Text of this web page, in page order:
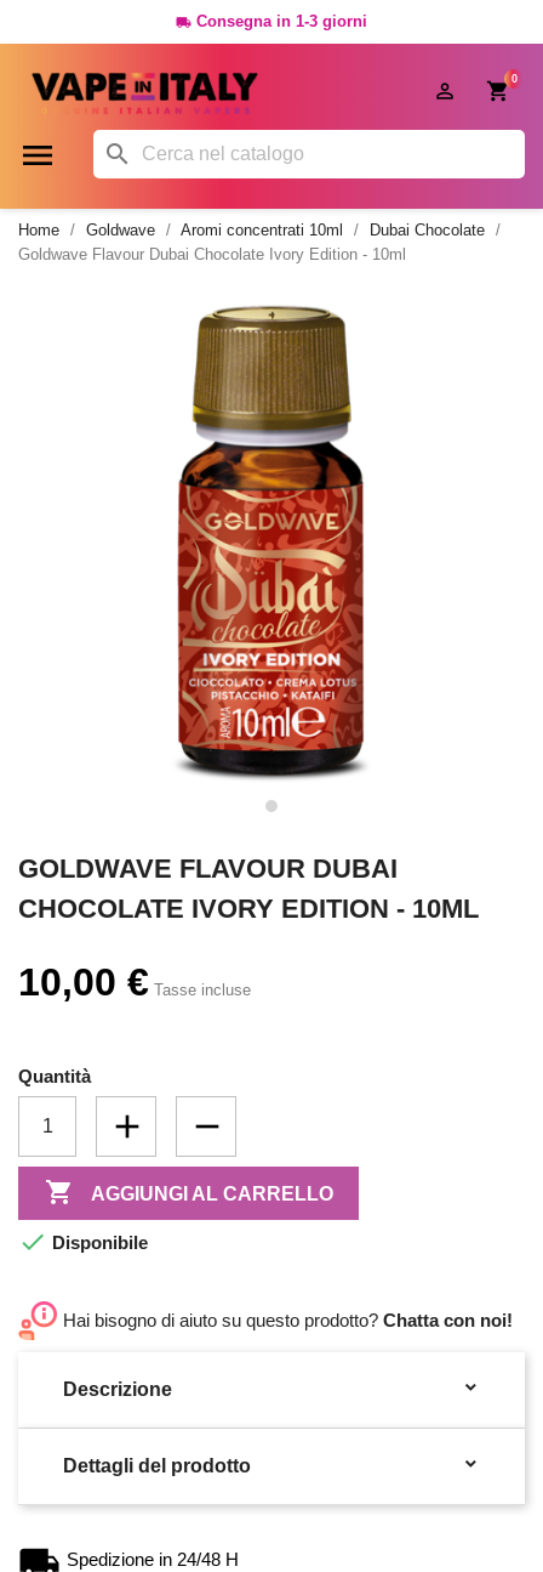
 Consegna in 1-3 giorni
0

 
Home Goldwave Aromi concentrati 10ml
Dubai Chocolate
Goldwave Flavour Dubai Chocolate Ivory Edition - 10ml
GOLDWAVE FLAVOUR DUBAI
CHOCOLATE IVORY EDITION - 10ML
10,00 € Tasse incluse
Quantità
 AGGIUNGI AL CARRELLO
 Disponibile
Hai bisogno di aiuto su questo prodotto? Chatta con noi!
Descrizione 
Dettagli del prodotto 
Spedizione in 24/48 H